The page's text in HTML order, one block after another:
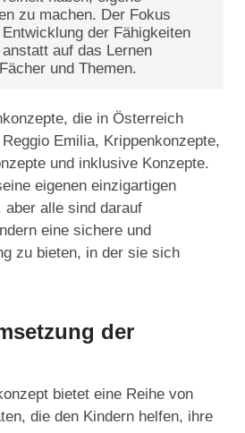
zu machen. Der Fokus
der Fähigkeiten
auf das Lernen
und Themen.
die in Österreich
Emilia, Krippenkonzepte,
und inklusive Konzepte.
eigenen einzigartigen
aber alle sind darauf
eine sichere und
zu bieten, in der sie sich
der
bietet eine Reihe von
die den Kindern helfen, ihre